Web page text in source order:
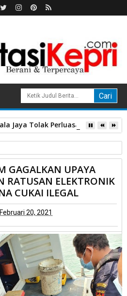
Jaya Tolak Perluasan Kampung
UPAYA PENYELUNDUPAN
BARANG KENA CUKAI ILEGAL
GAGALKAN UPAYA
RATUSAN ELEKTRONIK
CUKAI ILEGAL
Februari 20, 2021